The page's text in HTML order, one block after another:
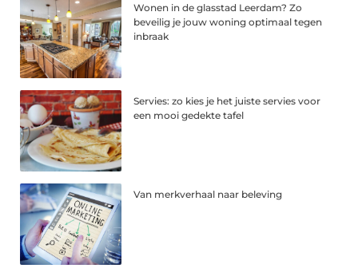
Wonen in de glasstad Leerdam? Zo
beveilig je jouw woning optimaal tegen
inbraak
Servies: zo kies je het juiste servies voor
een mooi gedekte tafel
Van merkverhaal naar beleving